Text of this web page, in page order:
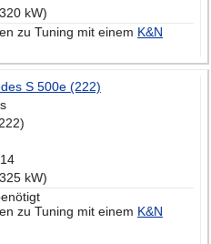
kW)
zu Tuning mit einem K&N
S 500e (222)
kW)
zu Tuning mit einem K&N